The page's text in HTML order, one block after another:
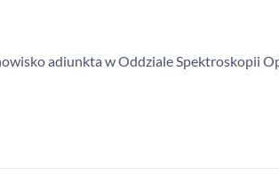
adiunkta w Oddziale Spektroskopii